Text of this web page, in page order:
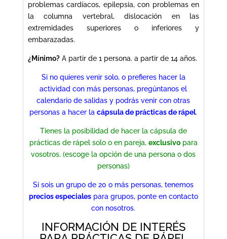
problemas cardíacos, epilepsia, con problemas en
la columna vertebral, dislocación en las
extremidades superiores o inferiores y
embarazadas.
¿Mínimo?A partir de 1 persona. a partir de 14 años.
Si no quieres venir solo, o prefieres hacer la
actividad con más personas, pregúntanos el
calendario de salidas y podrás venir con otras
personas a hacer lacápsula de prácticas de rápel.
Tienes la posibilidad de hacer la cápsula de
prácticas de rápel solo o en pareja, exclusivopara
vosotros. (escoge la opción de una persona o dos
personas)
Si sois un grupo de 20 o más personas, tenemos
precios especialespara grupos, ponte en contacto
con nosotros.
INFORMACIÓN DE INTERÉS